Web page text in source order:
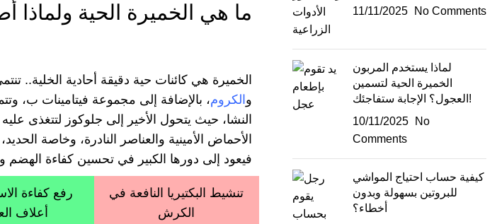
ما هي الخميرة الحية
الخميرة هي كائنات حية دقيقة أحادية الخلية..
و الكروم، بالإضافة إلى مجموعة فيتامينات ب،
الأحماض الأمينية والعناصر النادرة، وخاصة
فيعود إلى دورها الكبير في تحسين كفاءة
رفع كفاءة
أعلاف
تنشيط البكتيريا النافعة في
الكرش
11/11/2025
No Comments
لماذا يستخدم المربون
الخميرة الحية لتسمين
العجول؟ الإجابة ستفاجئك!
10/11/2025
No
Comments
كيفية حساب احتياج المواشي
للبروتين بسهولة وبدون
أخطاء؟